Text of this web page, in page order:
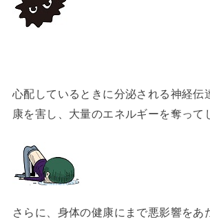
心配しているときに分泌される神経伝
康を害し、大量のエネルギーを奪って
さらに、身体の健康にまで悪影響をあ